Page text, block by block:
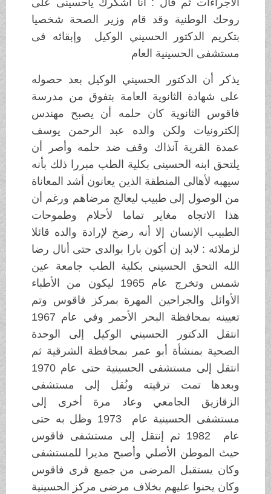
روحك الوطنية وقد قام وزير الصحة شخصيا
بتكريم الدكتور الحسيني الوكيل وإبقائه فى
مستشفى الحسينية العام
يذكر أن الدكتور الحسيني الوكيل بعد حصوله
على شهادة الثانوية العامة بتفوق من مدرسة
فاقوس الثانوية كان حلمه أن يصبح مهندس
إلكترونيات ولكن والده عبد الرحمن يوسف
عمدة القرية آنذاك وقف ضد حلمه وأصر أن
يلتحق ابنه الحسينى بكلية الطب مبررا ذلك بأنه
سيهبه لأهالى المنطقة الذين يعانون أشد المعاناة
من الوصول إلى طبيب ليعالج مرضاهم ورغم أن
هذا الاتجاه مغاير تماما لأحلام وطموحات
الطبيب الإنسان إلا أنه رضخ لإرادة والده قائلا
لزملائه : لابد إن أكون بارا بوالدى حتى أنال رضا
الله التحق الحسيني بكلية الطب جامعة عين
شمس وتخرج عام 1965 ليكون من الأطباء
الأوائل والجراحين المهرة بمركز فاقوس وتم
تعيينه بمحافظة البحر الأحمر وفي عام 1967
انتقل الدكتور الحسيني الوكيل إلى الوحدة
الصحية بمنشأة أبو عمر بمحافظة الشرقية ثم
انتقل إلى مستشفى الحسينية حتى عام 1970
وبعدها تمت ترقيته ونُقل إلى مستشفى
الزقازيق الجامعي وعاد مرة أخرى إلى
مستشفى الحسينية عام 1973 وظل به حتى
عام 1982 ثم إنتقل إلى مستشفى فاقوس
حيث الموطن الأصلي وأصبح مديرا للمستشفى
وكان يستقبل المرضى من جميع قرى فاقوس
وكان يحنوا عليهم بخلاف مرضى مركز الحسينية